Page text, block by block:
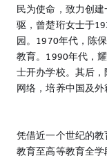
民为使命，致力创
驱，曾楚珩女士于
园。1970年代，陈
教育。1990年代，
士开办学校。其后
网络，培养中国及外
凭借近一个世纪的
教育至高等教育全